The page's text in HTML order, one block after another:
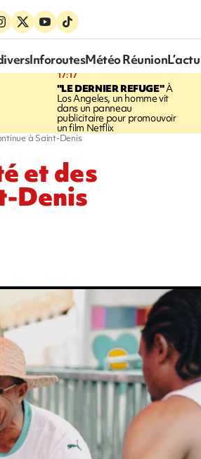
InforoutesMétéo Réunion
17:17
"LE DERNIER REFUGE"À
Los Angeles, un homme vit
dans un panneau
publicitaire pour promouvoir
un film Netflix
à Saint-Denis
et des
Denis